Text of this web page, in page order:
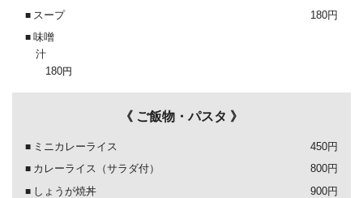
スープ
180円
味噌
180円
《 ご飯物・パスタ 》
ミニカレーライス
450円
カレーライス（サラダ付）
800円
しょうが焼丼
900円